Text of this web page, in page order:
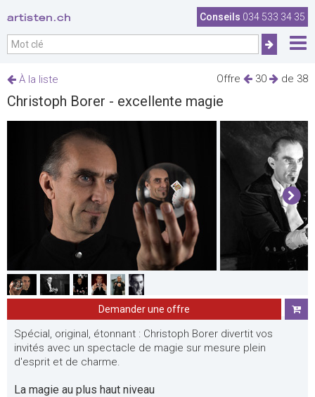
artisten.ch Conseils 034 533 34 35
Offre 30 de 38
À la liste
Christoph Borer - excellente magie
Demander une offre
Spécial, original, étonnant : Christoph Borer divertit vos
invités avec un spectacle de magie sur mesure plein
d'esprit et de charme.
La magie au plus haut niveau